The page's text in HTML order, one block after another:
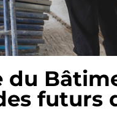
du
futurs